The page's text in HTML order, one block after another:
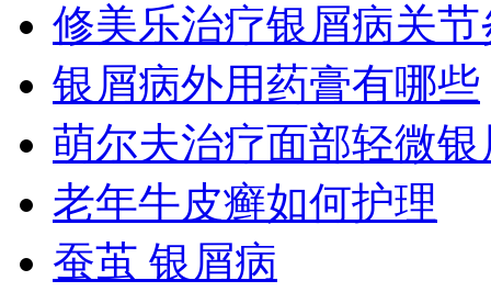
修美乐治疗银屑病关
银屑病外用药膏有哪些
萌尔夫治疗面部轻微
老年牛皮癣如何护理
蚕茧 银屑病